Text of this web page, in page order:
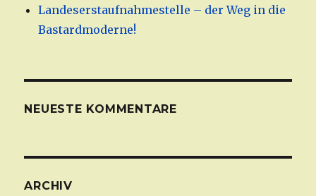
Landeserstaufnahmestelle – der Weg in die
Bastardmoderne!
NEUESTE KOMMENTARE
ARCHIV